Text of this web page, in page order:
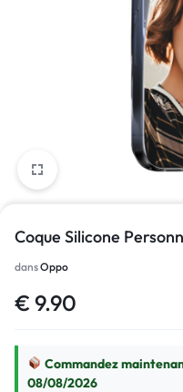
Coque Silicone
dansOppo
€ 9.90
Commandez
08/08/2026